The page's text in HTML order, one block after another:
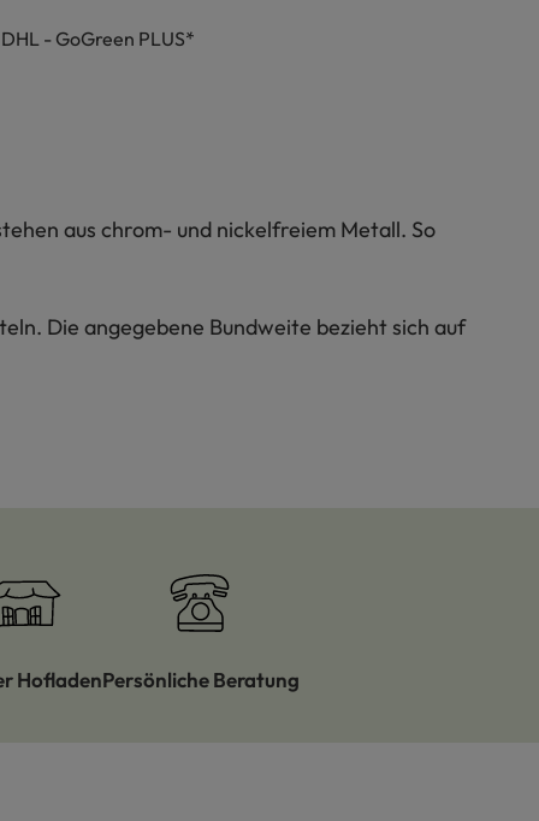
- GoGreen PLUS*
aus chrom- und nickelfreiem Metall. So
Die angegebene Bundweite bezieht sich auf
HofladenPersönliche Beratung